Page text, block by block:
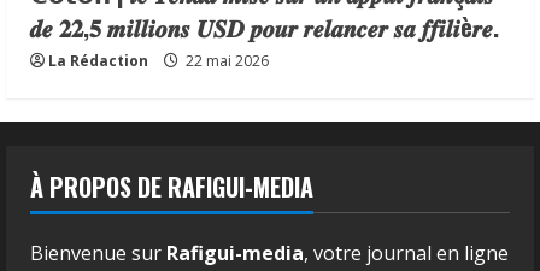
𝒅𝒆 𝟐𝟐,𝟓 𝒎𝒊𝒍𝒍𝒊𝒐𝒏𝒔 𝑼𝑺𝑫 𝒑𝒐𝒖𝒓 𝒓𝒆𝒍𝒂𝒏𝒄𝒆𝒓 𝒔𝒂 𝒇𝒇𝒊𝒍𝒊è𝒓𝒆.
La Rédaction 22 mai 2026
À PROPOS DE RAFIGUI-MEDIA
Bienvenue sur Rafigui-media, votre journal en ligne